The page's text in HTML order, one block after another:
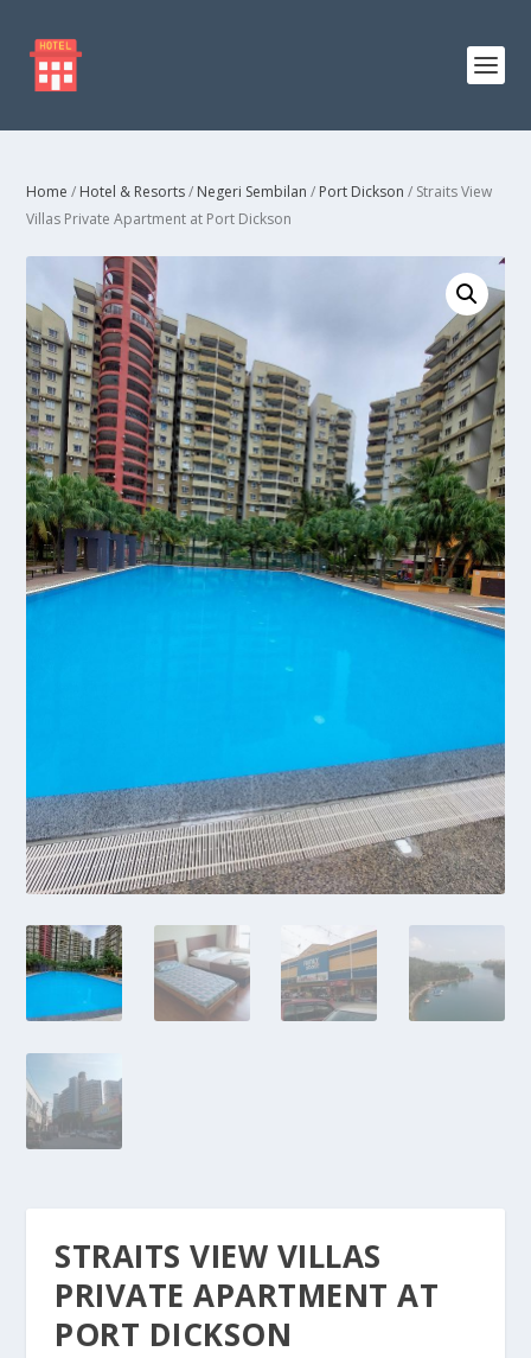
Home / Hotel & Resorts/ Negeri Sembilan / Port Dickson / Straits View
Villas Private Apartment at Port Dickson
STRAITS VIEW VILLAS
PRIVATE APARTMENT AT
PORT DICKSON